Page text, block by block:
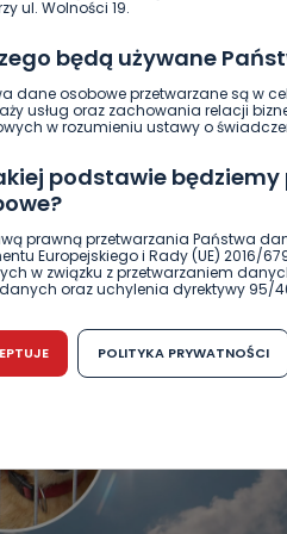
ul. Wolności 19.
będą używane
dane osobowe przetwarzane są w
usług oraz zachowania relacji
w rozumieniu ustawy o
podstawie
prawną przetwarzania Państwa
Europejskiego i Rady (UE) 2016/
w związku z przetwarzaniem
oraz uchylenia dyrektywy 95/
możliwość cofnięcia
danych osobowych jest
i komu możemy
Kablowa Pro-Art z siedzibą w
POLITYKA PRYWATNOŚCI
EDUKACJA GOSPODARKA
ŚRODOWISKO